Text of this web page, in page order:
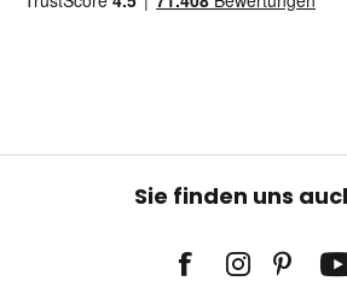
Sie finden uns